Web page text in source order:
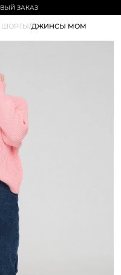
ЗАКАЗ
ШОРТЫ/ДЖИНСЫ МОМ